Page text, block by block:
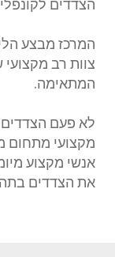
המרכז מבצע
צוות רב
המתאימה.
לא פעם הצדדים
מקצועי מתחום
אנשי מקצוע
את הצדדים